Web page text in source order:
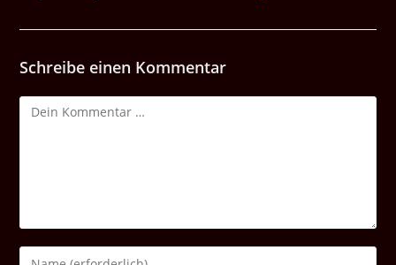
Schreibe einen Kommentar
Kommentar
Gib